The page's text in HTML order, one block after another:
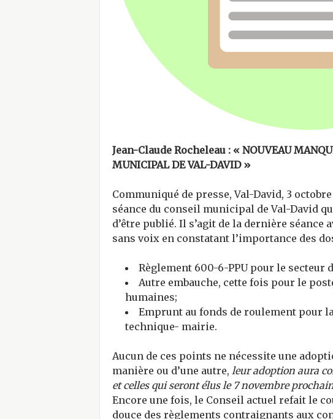
Jean-Claude Rocheleau : « NOUVEAU
MUNICIPAL DE VAL-DAVID »
Communiqué de presse, Val-David, 3
séance du conseil municipal de Val-David
d’être publié. Il s’agit de la dernière séance
sans voix en constatant l’importance des
Règlement 600-6-PPU pour le secteur
Autre embauche, cette fois pour le
humaines;
Emprunt au fonds de roulement pour
technique- mairie.
Aucun de ces points ne nécessite une
manière ou d’une autre, leur adoption aura
et celles qui seront élus le 7 novembre
Encore une fois, le Conseil actuel refait le
douce des règlements contraignants aux